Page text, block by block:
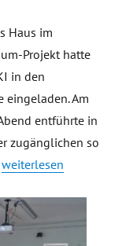
Haus im
Projekt hatte
in den
eingeladen. Am
entführte in
zugänglichen so
„Workshop zu
weiterlesen